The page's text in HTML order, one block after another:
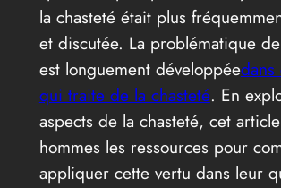
la chasteté était plus
et discutée. La problématique
est longuement développée
qui traite de la chasteté. En
aspects de la chasteté, cet
hommes les ressources pour
appliquer cette vertu dans leur